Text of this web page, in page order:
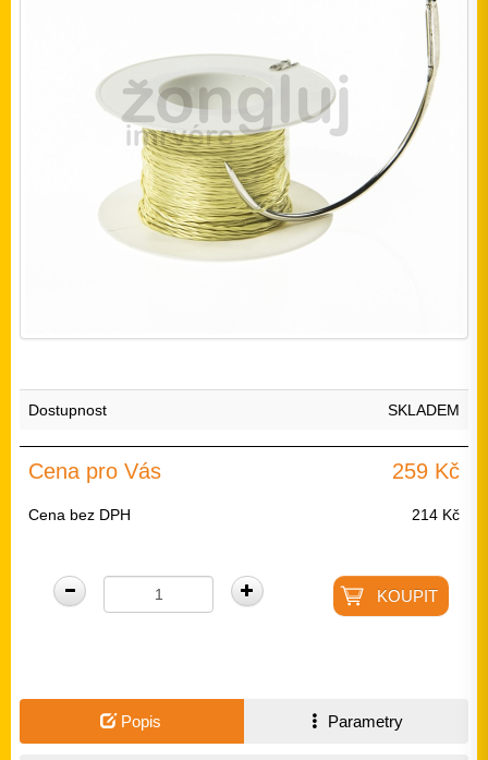
Dostupnost SKLADEM
Cena pro Vás 259 Kč
Cena bez DPH 214 Kč
Popis Parametry